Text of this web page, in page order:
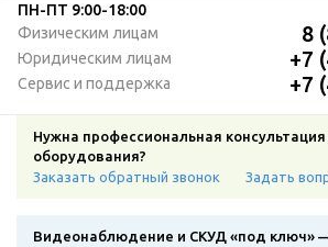
ПН-ПТ 9:00-18:00
Физическим лицам
8
Юридическим лицам +7
Сервис и поддержка +7
Нужна профессиональная
оборудования?
Заказать обратный звонок
Задать
Видеонаблюдение и СКУД «под ключ»